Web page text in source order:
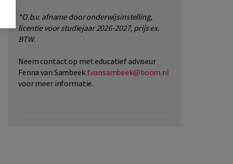
*O.b.v. afname door onderwijsinstelling,
licentie voor studiejaar 2026-2027, prijs ex.
BTW.
Neem contact op met educatief adviseur
Fenna van Sambeek f.vansambeek@boom.nl
voor meer informatie.